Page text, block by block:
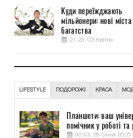
Куди переїжджають
мільйонери: нові міста
багатства
21:23, 03 Квітня
LIFESTYLE ПОДОРОЖІ КРАСА
Планшети: ваш
помічник у роботі та
00:53, 29 Січня 2025